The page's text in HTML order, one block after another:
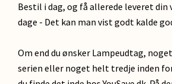
Bestil i dag, og få allerede leveret din
dage - Det kan man vist godt kalde
Om end du ønsker Lampeudtag,
serien eller noget helt tredje inden